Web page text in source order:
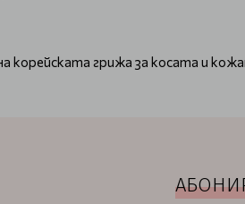
корейската грижа за косата и